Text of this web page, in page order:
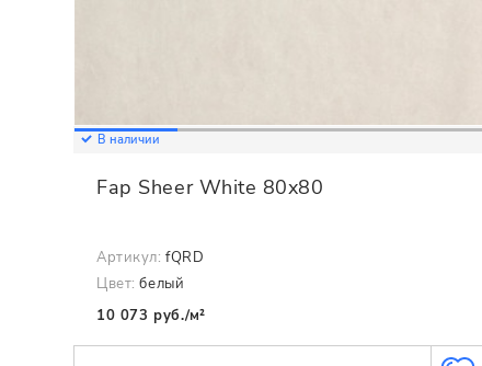
В наличии
Fap Sheer White 80x80
Артикул: fQRD
Цвет: белый
10 073 руб./м²